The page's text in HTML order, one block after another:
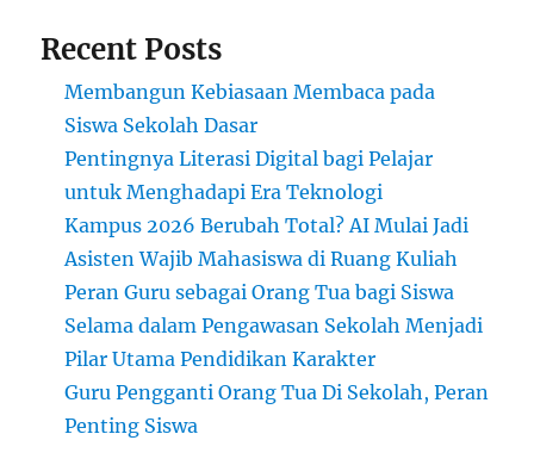
Recent Posts
Membangun Kebiasaan Membaca pada
Siswa Sekolah Dasar
Pentingnya Literasi Digital bagi Pelajar
untuk Menghadapi Era Teknologi
Kampus 2026 Berubah Total? AI Mulai Jadi
Asisten Wajib Mahasiswa di Ruang Kuliah
Peran Guru sebagai Orang Tua bagi Siswa
Selama dalam Pengawasan Sekolah Menjadi
Pilar Utama Pendidikan Karakter
Guru Pengganti Orang Tua Di Sekolah, Peran
Penting Siswa